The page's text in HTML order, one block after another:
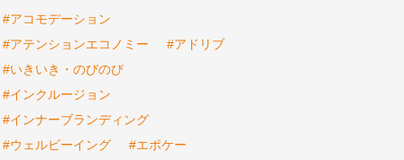
#アコモデーション
#アテンションエコノミー
#アドリブ
#いきいき・のびのび
#インクルージョン
#インナーブランディング
#ウェルビーイング
#エポケー